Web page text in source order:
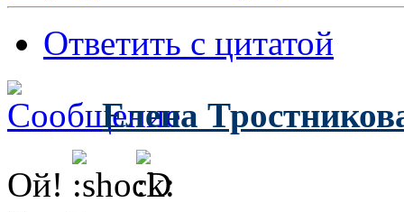
Ответить с цитатой
Елена
Ой!